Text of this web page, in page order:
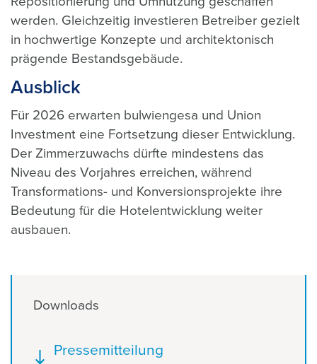
werden. Gleichzeitig investieren Betreiber gezielt
in hochwertige Konzepte und architektonisch
prägende Bestandsgebäude.
Ausblick
Für 2026 erwarten bulwiengesa und Union
Investment eine Fortsetzung dieser Entwicklung.
Der Zimmerzuwachs dürfte mindestens das
Niveau des Vorjahres erreichen, während
Transformations- und Konversionsprojekte ihre
Bedeutung für die Hotelentwicklung weiter
ausbauen.
Downloads
Dokument
Pressemitteilung